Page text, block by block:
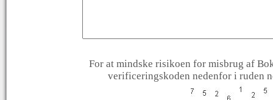
For at mindske risikoen for misbrug af
verificeringskoden nedenfor i ruden